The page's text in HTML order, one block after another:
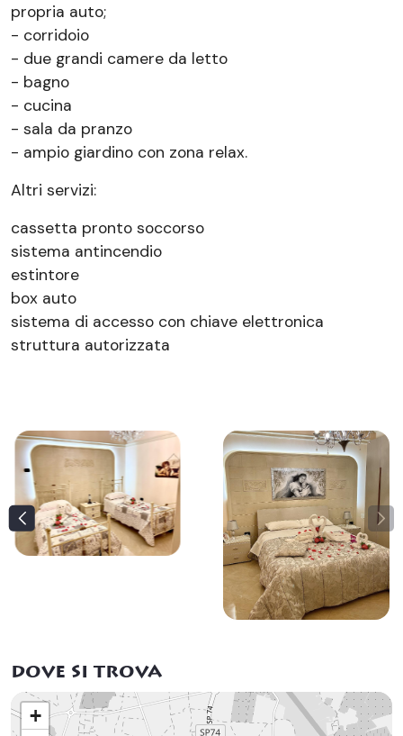
propria auto;
- corridoio
- due grandi camere da letto
- bagno
- cucina
- sala da pranzo
- ampio giardino con zona relax.
Altri servizi:
cassetta pronto soccorso
sistema antincendio
estintore
box auto
sistema di accesso con chiave elettronica
struttura autorizzata
dove si trova
+